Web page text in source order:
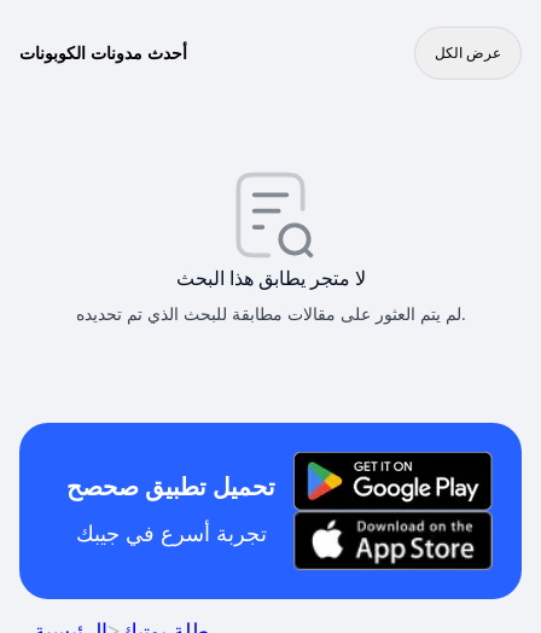
أحدث مدونات الكوبونات عرض الكل
لا متجر يطابق هذا البحث
لم يتم العثور على مقالات مطابقة للبحث الذي تم تحديده.
تحميل تطبيق صحصح
تجربة أسرع في جيبك